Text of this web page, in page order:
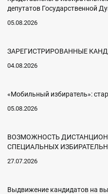
депутатов Государственной
05.08.2026
ЗАРЕГИСТРИРОВАННЫЕ
04.08.2026
«Мобильный избиратель»:
05.08.2026
ВОЗМОЖНОСТЬ
СПЕЦИАЛЬНЫХ
27.07.2026
Выдвижение кандидатов на